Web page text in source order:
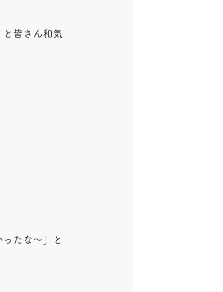
と皆さん和気
たな～」と